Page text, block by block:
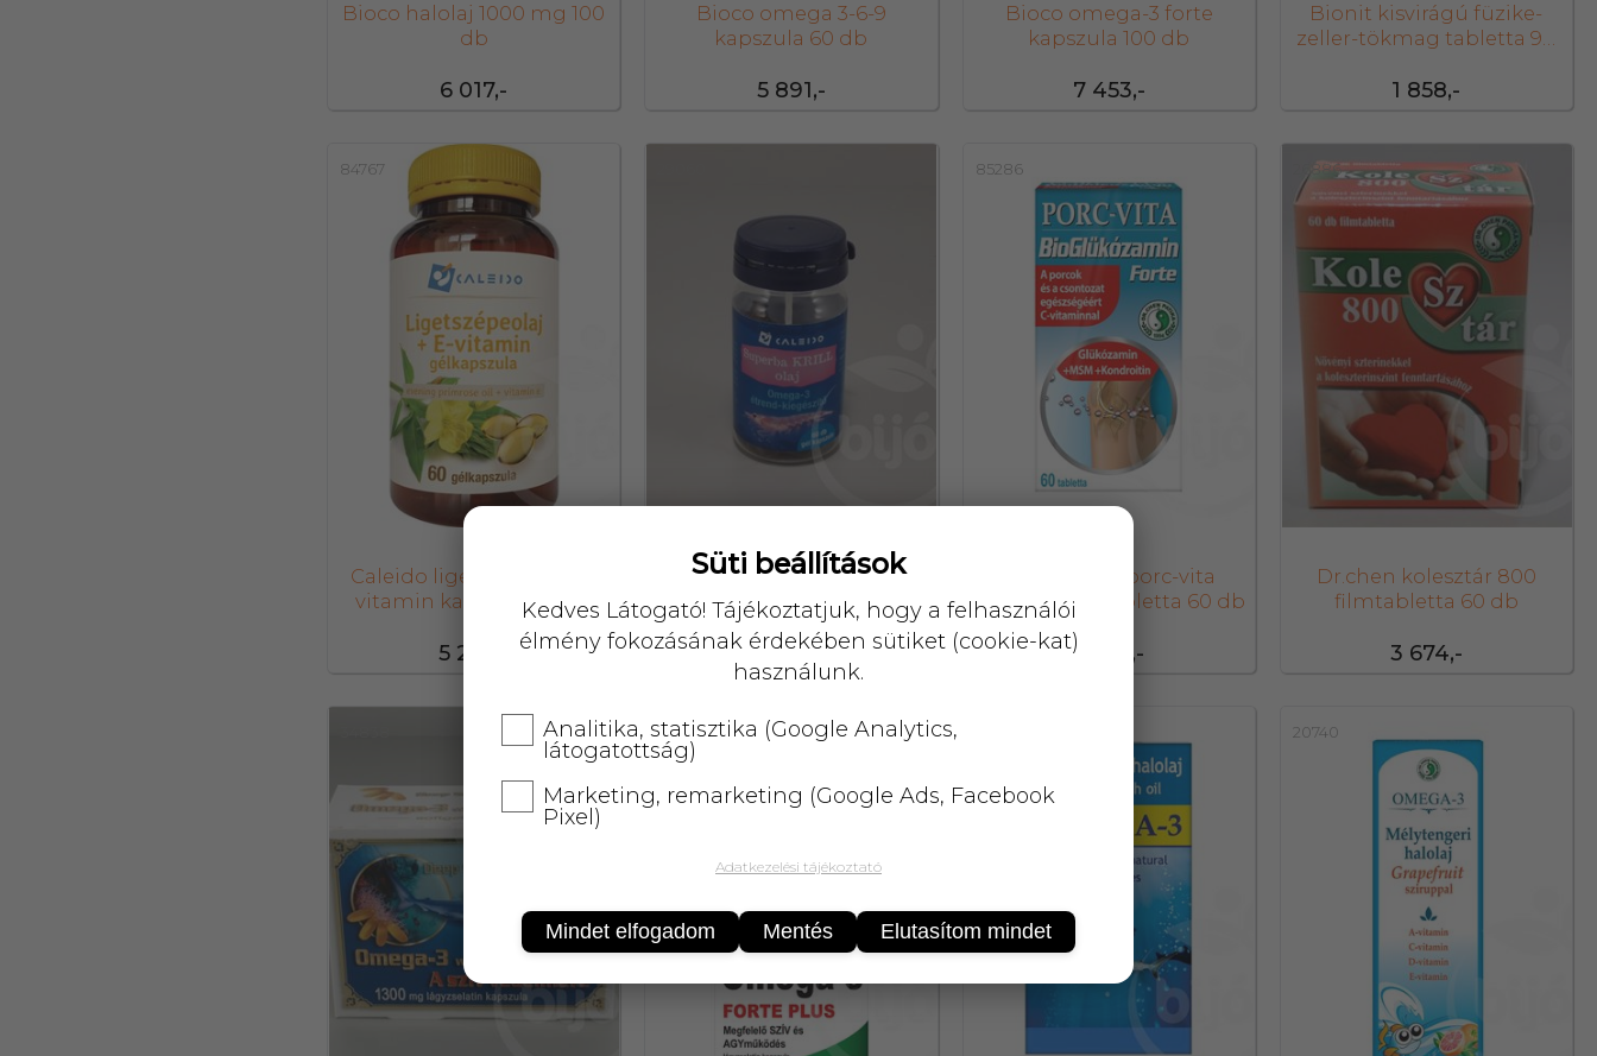
6 017,-
Bioco halolaj 1000 mg 100
db
5 891,-
Bioco omega 3-6-9
kapszula 60 db
7 453,-
Bioco omega-3 forte
kapszula 100 db
1 858,-
Bionit kisvirágú füzike-
zeller-tökmag tabletta 90
84767
5 236,-
Caleido ligetszépeolaj e-
vitamin kapszula 60 db
10 614,-
Caleido Superba krill olaj
kapszula 60 db
85286
3 695,-
Dr.chen bio porc-vita
glükozamin tabletta 60 db
26886
3 674,-
Dr.chen kolesztár 800
filmtabletta 60 db
52131 20740
Süti beállítások
Kedves Látogató! Tájékoztatjuk, hogy a felhasználói
élmény fokozásának érdekében sütiket (cookie-kat)
használunk.
Analitika, statisztika (Google Analytics,
látogatottság)
Marketing, remarketing (Google Ads, Facebook
Pixel)
Adatkezelési tájékoztató
Mindet elfogadom Mentés Elutasítom mindet